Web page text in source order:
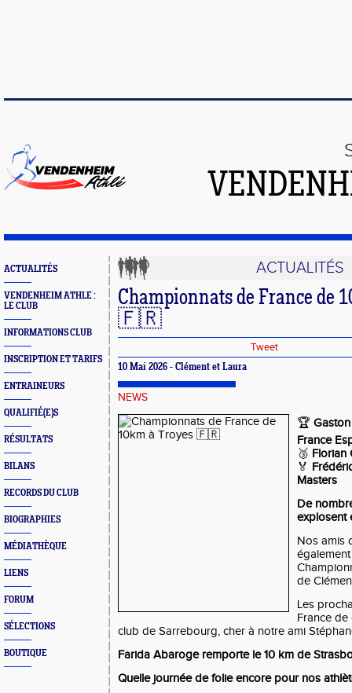
ACTUALITÉS
VENDENHEIM ATHLE :
LE CLUB
INFORMATIONS CLUB
INSCRIPTION ET TARIFS
ENTRAINEURS
QUALIFIÉ(E)S
RÉSULTATS
BILANS
RECORDS DU CLUB
BIOGRAPHIES
MÉDIATHÈQUE
LIENS
FORUM
SÉLECTIONS
BOUTIQUE
ACTUALITÉS
Championnats de France de
🇫🇷
Tweet
10 Mai 2026 - Clément et Laura
NEWS
🏆
France
🥉 Florian
🏅
Masters
De
explosent
Nos amis
de
Les
France
club de Sarrebourg, cher à notre ami
Farida Abaroge remporte le 10 km de
Quelle journée de folie encore pour nos